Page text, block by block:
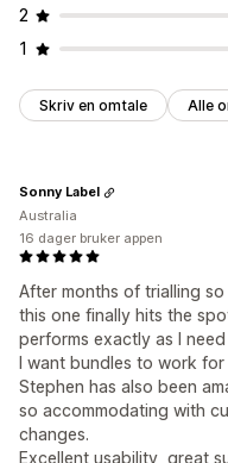
2
1
Skriv en omtale Alle
After months of trialling
this one finally hits the
performs exactly as I
I want bundles to work for
Stephen has also been
so accommodating with
changes.
Excellent usability, great
Sonny Label
Australia
16 dager bruker appen